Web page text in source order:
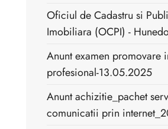
Oficiul de Cadastru si
Imobiliara (OCPI) -
Anunt examen promovare
profesional-13.05.2025
Anunt achizitie_pachet
comunicatii prin